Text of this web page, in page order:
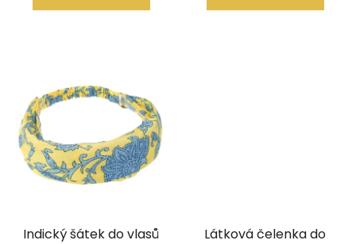
Indický šátek do vlasů
Látková čelenka do